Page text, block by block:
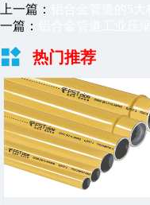
上一篇：
一篇：
热门推荐